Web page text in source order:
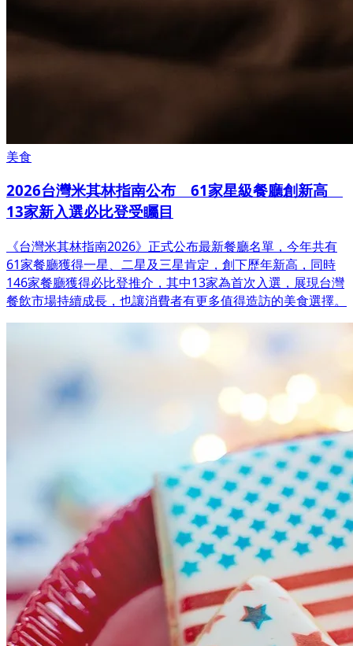
美食
2026台灣米其林指南公布 61家星級餐廳創新高
13家新入選必比登受矚目
《台灣米其林指南2026》正式公布最新餐廳名單，今年共有
61家餐廳獲得一星、二星及三星肯定，創下歷年新高，同時
146家餐廳獲得必比登推介，其中13家為首次入選，展現台灣
餐飲市場持續成長，也讓消費者有更多值得造訪的美食選擇。